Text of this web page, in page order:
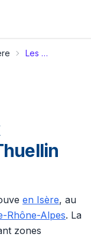
Les Avenières Veyrins-Thuellin
en Isère, au
Rhône-Alpes. La
zones